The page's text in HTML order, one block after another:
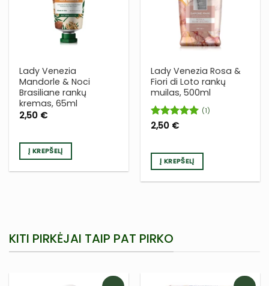
Lady Venezia
Mandorle & Noci
Brasiliane rankų
kremas, 65ml
2,50 €
Į KREPŠELĮ
Į NORŲ
SĄRAŠĄ
Lady Venezia Rosa &
Fiori di Loto rankų
muilas, 500ml
Įvertinimas:
(1)
2,50 €
Į KREPŠELĮ
KITI PIRKĖJAI TAIP PAT PIRKO